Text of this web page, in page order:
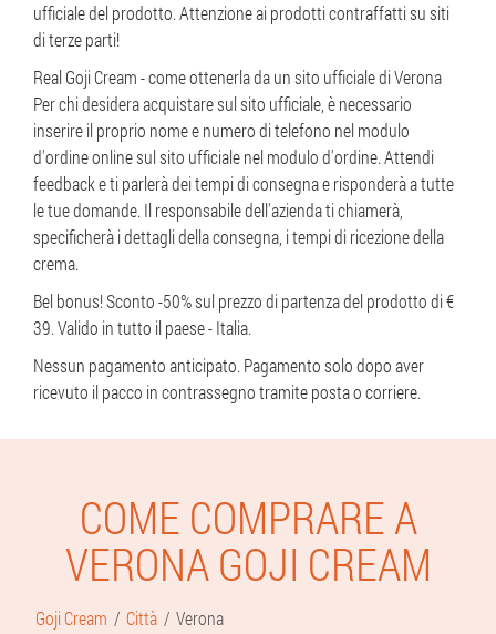
ufficiale del prodotto. Attenzione ai prodotti contraffatti su siti
di terze parti!
Real Goji Cream - come ottenerla da un sito ufficiale di Verona
Per chi desidera acquistare sul sito ufficiale, è necessario
inserire il proprio nome e numero di telefono nel modulo
d'ordine online sul sito ufficiale nel modulo d'ordine. Attendi
feedback e ti parlerà dei tempi di consegna e risponderà a tutte
le tue domande. Il responsabile dell'azienda ti chiamerà,
specificherà i dettagli della consegna, i tempi di ricezione della
crema.
Bel bonus! Sconto -50% sul prezzo di partenza del prodotto di €
39. Valido in tutto il paese - Italia.
Nessun pagamento anticipato. Pagamento solo dopo aver
ricevuto il pacco in contrassegno tramite posta o corriere.
COME COMPRARE A
VERONA GOJI CREAM
Goji Cream Città Verona